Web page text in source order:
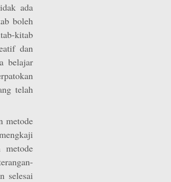
ada
boleh
kitab
dan
belajar
telah
metode
metode
selesai